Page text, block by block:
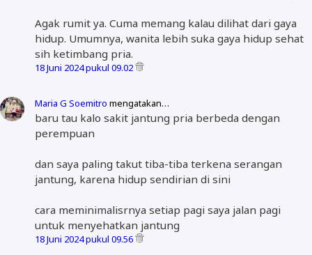
Agak rumit ya. Cuma memang kalau dilihat dari gaya
hidup. Umumnya, wanita lebih suka gaya hidup sehat
sih ketimbang pria.
18 Juni 2024 pukul 09.02
Maria G Soemitro mengatakan…
baru tau kalo sakit jantung pria berbeda dengan
perempuan
dan saya paling takut tiba-tiba terkena serangan
jantung, karena hidup sendirian di sini
cara meminimalisrnya setiap pagi saya jalan pagi
untuk menyehatkan jantung
18 Juni 2024 pukul 09.56